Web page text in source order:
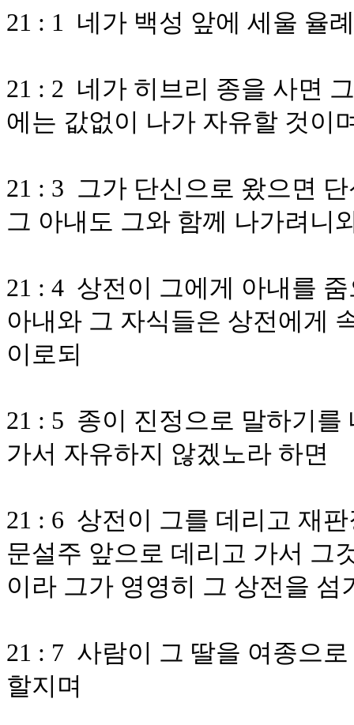
21 : 1 네가 백성 앞에 세울 율
21 : 2 네가 히브리 종을 사면
에는 값없이 나가 자유할 것이
21 : 3 그가 단신으로 왔으면
그 아내도 그와 함께 나가려니
21 : 4 상전이 그에게 아내를
아내와 그 자식들은 상전에게
이로되
21 : 5 종이 진정으로 말하기
가서 자유하지 않겠노라 하면
21 : 6 상전이 그를 데리고 재
문설주 앞으로 데리고 가서 그
이라 그가 영영히 그 상전을 섬
21 : 7 사람이 그 딸을 여종으
할지며